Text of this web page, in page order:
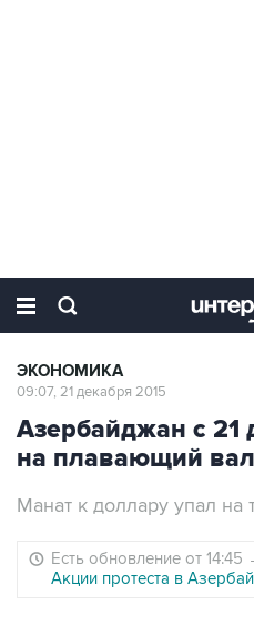
ЭКОНОМИКА
09:07, 21 декабря 2015
Азербайджан с 21
на плавающий
Манат к доллару упал на
Есть обновление от 14:45
Акции протеста в